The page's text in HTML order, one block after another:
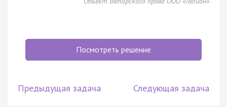
Посмотреть решение
Предыдущая задача Следующая задача